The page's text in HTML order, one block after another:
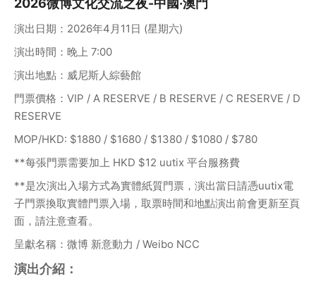
2026微博文化交流之夜-中國·澳門
演出日期：2026年4月11日 (星期六)
演出時間：晚上 7:00
演出地點：威尼斯人綜藝館
門票價格：VIP / A RESERVE / B RESERVE / C RESERVE / D
RESERVE
MOP/HKD: $1880 / $1680 / $1380 / $1080 / $780
**每張門票需要加上 HKD $12 uutix 平台服務費
**是次演出入場方式為實體紙質門票，演出當日請憑uutix電
子門票換取實體門票入場，取票時間和地點演出前會更新至頁
面，請注意查看。
呈獻名稱：微博 新意動力 / Weibo NCC
演出介紹：